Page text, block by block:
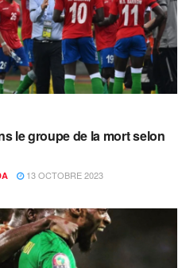
le groupe de la mort selon
13 OCTOBRE 2023